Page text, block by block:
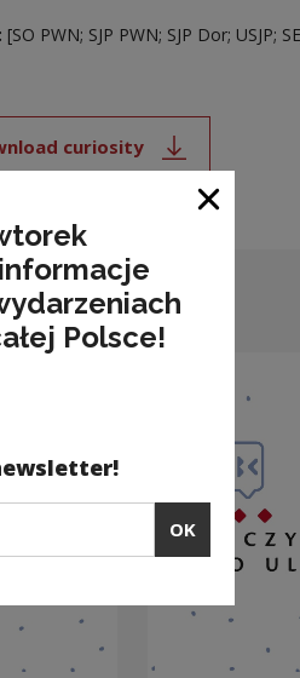
[SO PWN; SJP PWN; SJP Dor; USJP;
curiosity
Note, the link will open
Polsce!
OK